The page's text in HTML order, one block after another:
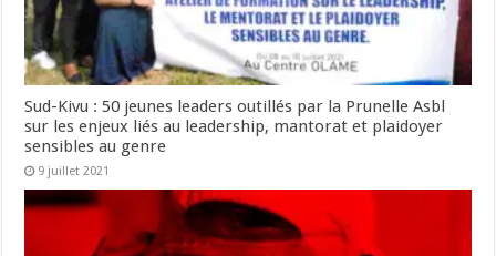
Sud-Kivu : 50 jeunes leaders outillés par la Prunelle Asbl
sur les enjeux liés au leadership, mantorat et plaidoyer
sensibles au genre
9 juillet 2021